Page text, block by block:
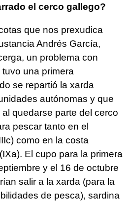
el cerco gallego?
que nos prexudica
Andrés García,
un problema con
una primera
se repartió la xarda
autónomas y que
quedarse parte del cerco
pescar tanto en el
como en la costa
El cupo para la primera
y el 16 de octubre
salir a la xarda (para la
de pesca), sardina